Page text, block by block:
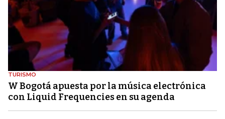
TURISMO
W Bogotá apuesta por la música electrónica
con Liquid Frequencies en su agenda